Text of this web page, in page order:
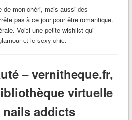
de mon chéri, mais aussi des
pas à ce jour pour être romantique.
Voici une petite wishlist qui
et le sexy chic.
– vernitheque.fr,
virtuelle
nails addicts